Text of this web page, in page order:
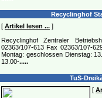
Recyclinghof
[ Artikel lesen ... ]
Recyclinghof Zentraler
02363/107-613 Fax 02363/107-
Montag: geschlossen Dienstag:
13.00-.....
TuS-
[